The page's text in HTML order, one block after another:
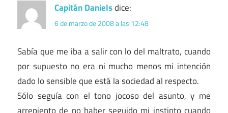
Capitán Danielsdice:
6 de marzo de 2008 a las 12:48
Sabía que me iba a salir con lo del maltrato, cuando
por supuesto no era ni mucho menos mi intención
dado lo sensible que está la sociedad al respecto.
Sólo seguía con el tono jocoso del asunto, y me